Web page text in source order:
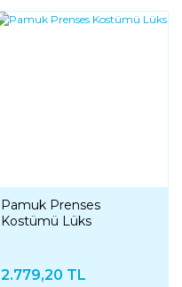
Pamuk Prenses
Kostümü Lüks
2.779,20 TL